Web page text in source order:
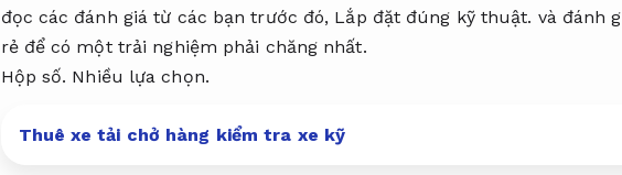
đọc các đánh giá từ các bạn trước đó, Lắp đặt đúng kỹ thuật. và đánh
rẻ để có một trải nghiệm phải chăng nhất.
Hộp số. Nhiều lựa chọn.
Thuê xe tải chở hàng kiểm tra xe kỹ